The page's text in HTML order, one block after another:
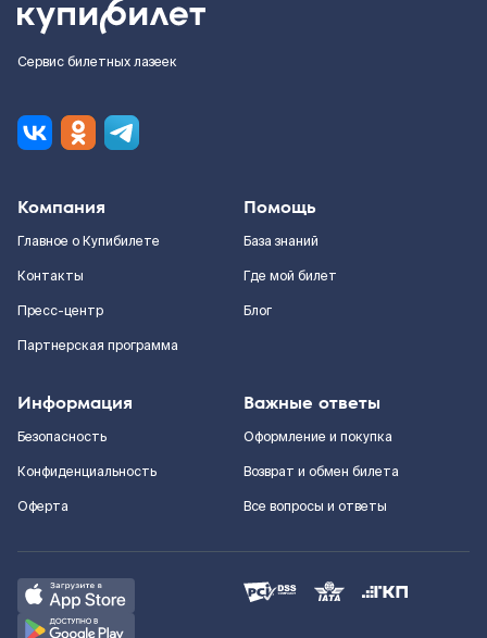
Сервис билетных лазеек
Компания
Главное о Купибилете
Контакты
Пресс-центр
Партнерская программа
Помощь
База знаний
Где мой билет
Блог
Информация
Безопасность
Конфиденциальность
Оферта
Важные ответы
Оформление и покупка
Возврат и обмен билета
Все вопросы и ответы